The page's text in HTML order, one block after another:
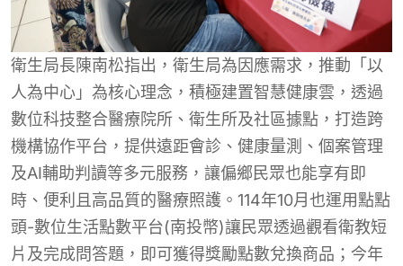
衛生局長陳南松指出，衛生局為因應需求，推動「以
人為中心」為核心理念，積極建置智慧健康雲，透過
數位科技整合醫療院所、衛生所及社區據點，打造跨
機構協作平台，提供遠距會診、健康量測、個案管理
及AI輔助判讀等多元服務，讓偏鄉民眾也能享有即
時、便利且高品質的醫療照護。114年10月也運用點點
頭-數位生活點數平台(南投幣)讓民眾透過觀看衛教短
片及完成問答題，即可獲得獎勵點數兌換商品；今年